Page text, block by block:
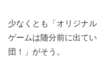
少なくとも「オリジナ
ゲームは随分前に出て
団！」がそう。